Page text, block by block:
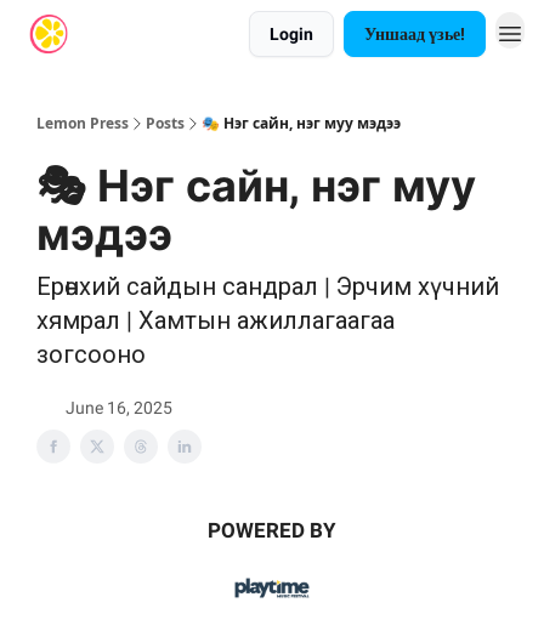
Login Уншаад үзье!
Lemon Press Posts 🎭 Нэг сайн, нэг муу мэдээ
🎭 Нэг сайн, нэг муу
мэдээ
Ерөнхий сайдын сандрал | Эрчим хүчний
хямрал | Хамтын ажиллагаагаа
зогсооно
June 16, 2025
POWERED BY